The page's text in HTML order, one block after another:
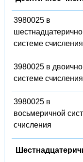
3980025 в
системе счисления
3980025 в
системе счисления
3980025 в
восьмеричной
счисления